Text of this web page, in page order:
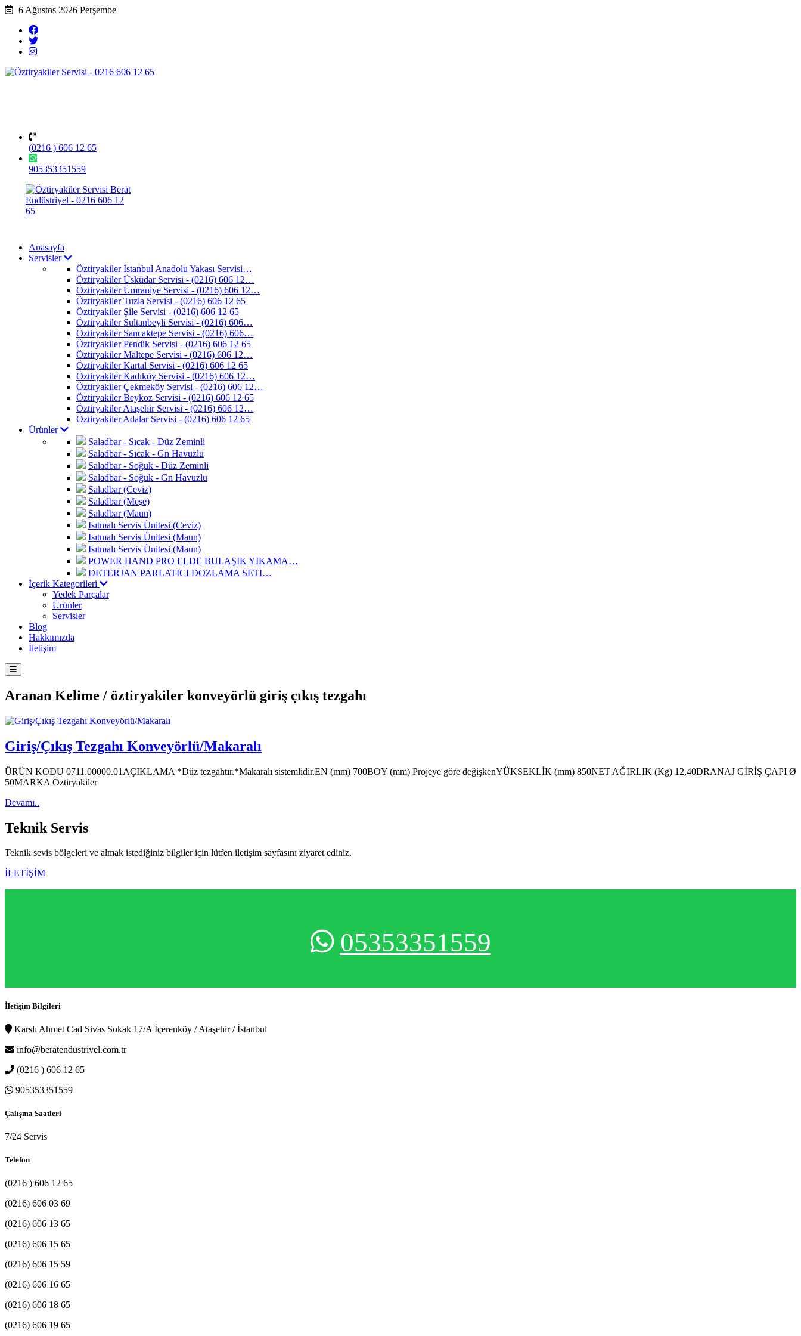
6 Ağustos 2026 Perşembe
(0216 ) 606 12 65
905353351559
Anasayfa
Servisler
Öztiryakiler İstanbul Anadolu Yakası Servisi…
Öztiryakiler Üsküdar Servisi - (0216) 606 12…
Öztiryakiler Ümraniye Servisi - (0216) 606 12…
Öztiryakiler Tuzla Servisi - (0216) 606 12 65
Öztiryakiler Şile Servisi - (0216) 606 12 65
Öztiryakiler Sultanbeyli Servisi - (0216) 606…
Öztiryakiler Sancaktepe Servisi - (0216) 606…
Öztiryakiler Pendik Servisi - (0216) 606 12 65
Öztiryakiler Maltepe Servisi - (0216) 606 12…
Öztiryakiler Kartal Servisi - (0216) 606 12 65
Öztiryakiler Kadıköy Servisi - (0216) 606 12…
Öztiryakiler Çekmeköy Servisi - (0216) 606 12…
Öztiryakiler Beykoz Servisi - (0216) 606 12 65
Öztiryakiler Ataşehir Servisi - (0216) 606 12…
Öztiryakiler Adalar Servisi - (0216) 606 12 65
Ürünler
Saladbar - Sıcak - Düz Zeminli
Saladbar - Sıcak - Gn Havuzlu
Saladbar - Soğuk - Düz Zeminli
Saladbar - Soğuk - Gn Havuzlu
Saladbar (Ceviz)
Saladbar (Meşe)
Saladbar (Maun)
Isıtmalı Servis Ünitesi (Ceviz)
Isıtmalı Servis Ünitesi (Maun)
Isıtmalı Servis Ünitesi (Maun)
POWER HAND PRO ELDE BULAŞIK YIKAMA…
DETERJAN PARLATICI DOZLAMA SETI…
İçerik Kategorileri
Yedek Parçalar
Ürünler
Servisler
Blog
Hakkımızda
İletişim
Aranan Kelime / öztiryakiler konveyörlü giriş çıkış tezgahı
Giriş/Çıkış Tezgahı Konveyörlü/Makaralı
ÜRÜN KODU 0711.00000.01AÇIKLAMA *Düz tezgahtır.*Makaralı sistemlidir.EN (mm) 700BOY (mm) Projeye göre değişkenYÜKSEKLİK (mm) 850NET AĞIRLIK (Kg) 12,40DRANAJ GİRİŞ ÇAPI Ø
50MARKA Öztiryakiler
Devamı..
Teknik Servis
Teknik sevis bölgeleri ve almak istediğiniz bilgiler için lütfen iletişim sayfasını ziyaret ediniz.
İLETİŞİM
05353351559
İletişim Bilgileri
Karslı Ahmet Cad Sivas Sokak 17/A İçerenköy / Ataşehir / İstanbul
info@beratendustriyel.com.tr
(0216 ) 606 12 65
905353351559
Çalışma Saatleri
7/24 Servis
Telefon
(0216 ) 606 12 65
(0216) 606 03 69
(0216) 606 13 65
(0216) 606 15 65
(0216) 606 15 59
(0216) 606 16 65
(0216) 606 18 65
(0216) 606 19 65